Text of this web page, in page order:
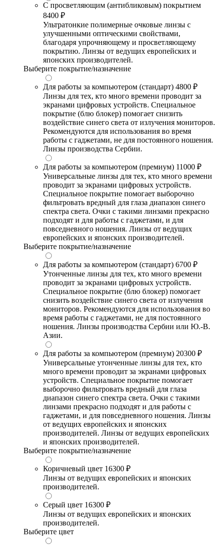
С просветляющим (антибликовым) покрытием
8400 ₽
Ультратонкие полимерные очковые линзы с
улучшенными оптическими свойствами,
благодаря упрочняющему и просветляющему
покрытию. Линзы от ведущих европейских и
японских производителей.
Выберите покрытие/назначение
Для работы за компьютером (стандарт) 4800 ₽
Линзы для тех, кто много времени проводит за
экранами цифровых устройств. Специальное
покрытие (блю блокер) помогает снизить
воздействие синего света от излучения мониторов.
Рекомендуются для использования во время
работы с гаджетами, не для постоянного ношения.
Линзы производства Сербии.
Для работы за компьютером (премиум) 11000 ₽
Универсальные линзы для тех, кто много времени
проводит за экранами цифровых устройств.
Специальное покрытие помогает выборочно
фильтровать вредный для глаза диапазон синего
спектра света. Очки с такими линзами прекрасно
подходят и для работы с гаджетами, и для
повседневного ношения. Линзы от ведущих
европейских и японских производителей.
Выберите покрытие/назначение
Для работы за компьютером (стандарт) 6700 ₽
Утонченные линзы для тех, кто много времени
проводит за экранами цифровых устройств.
Специальное покрытие (блю блокер) помогает
снизить воздействие синего света от излучения
мониторов. Рекомендуются для использования во
время работы с гаджетами, не для постоянного
ношения. Линзы производства Сербии или Ю.-В.
Азии.
Для работы за компьютером (премиум) 20300 ₽
Универсальные утонченные линзы для тех, кто
много времени проводит за экранами цифровых
устройств. Специальное покрытие помогает
выборочно фильтровать вредный для глаза
диапазон синего спектра света. Очки с такими
линзами прекрасно подходят и для работы с
гаджетами, и для повседневного ношения. Линзы
от ведущих европейских и японских
производителей. Линзы от ведущих европейских
и японских производителей.
Выберите покрытие/назначение
Коричневый цвет 16300 ₽
Линзы от ведущих европейских и японских
производителей.
Серый цвет 16300 ₽
Линзы от ведущих европейских и японских
производителей.
Выберите цвет